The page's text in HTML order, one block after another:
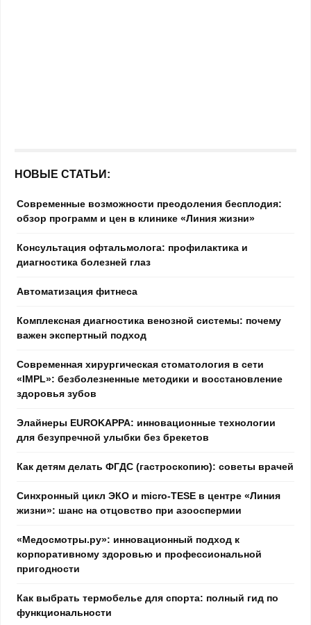
НОВЫЕ СТАТЬИ:
Современные возможности преодоления бесплодия:
обзор программ и цен в клинике «Линия жизни»
Консультация офтальмолога: профилактика и
диагностика болезней глаз
Автоматизация фитнеса
Комплексная диагностика венозной системы: почему
важен экспертный подход
Современная хирургическая стоматология в сети
«IMPL»: безболезненные методики и восстановление
здоровья зубов
Элайнеры EUROKAPPA: инновационные технологии
для безупречной улыбки без брекетов
Как детям делать ФГДС (гастроскопию): советы врачей
Синхронный цикл ЭКО и micro-TESE в центре «Линия
жизни»: шанс на отцовство при азооспермии
«Медосмотры.ру»: инновационный подход к
корпоративному здоровью и профессиональной
пригодности
Как выбрать термобелье для спорта: полный гид по
функциональности